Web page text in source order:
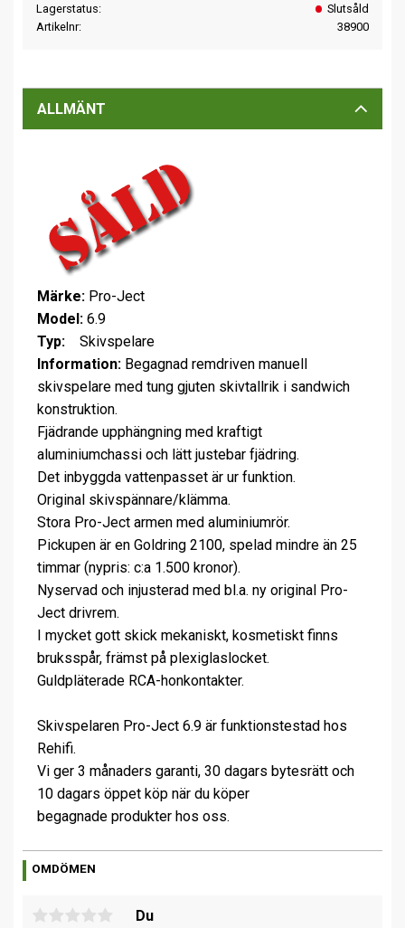
Lagerstatus
Slutsåld
Artikelnr
38900
ALLMÄNT
Märke: Pro-Ject
Model: 6.9
Typ: Skivspelare
Information: Begagnad remdriven manuell
skivspelare med tung gjuten skivtallrik i sandwich
konstruktion.
Fjädrande upphängning med kraftigt
aluminiumchassi och lätt justebar fjädring.
Det inbyggda vattenpasset är ur funktion.
Original skivspännare/klämma.
Stora Pro-Ject armen med aluminiumrör.
Pickupen är en Goldring 2100, spelad mindre än 25
timmar (nypris: c:a 1.500 kronor).
Nyservad och injusterad med bl.a. ny original Pro-
Ject drivrem.
I mycket gott skick mekaniskt, kosmetiskt finns
bruksspår, främst på plexiglaslocket.
Guldpläterade RCA-honkontakter.
Skivspelaren Pro-Ject 6.9 är funktionstestad hos
Rehifi.
Vi ger 3 månaders garanti, 30 dagars bytesrätt och
10 dagars öppet köp när du köper
begagnade produkter hos oss.
OMDÖMEN
Du